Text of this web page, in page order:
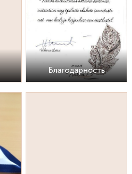
Благодарность